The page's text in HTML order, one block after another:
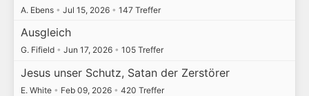
A. Ebens • Jul 15, 2026 • 147 Treffer
Ausgleich
G. Fifield • Jun 17, 2026 • 105 Treffer
Jesus unser Schutz, Satan der Zerstörer
E. White • Feb 09, 2026 • 420 Treffer